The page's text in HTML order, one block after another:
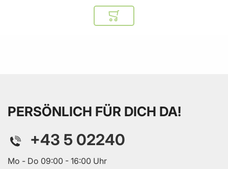
In den Warenkorb
PERSÖNLICH FÜR DICH DA!
+43 5 02240
Mo - Do 09:00 - 16:00 Uhr